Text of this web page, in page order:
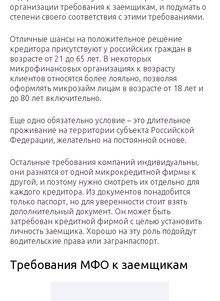
организации требования к заемщикам, и подумать о
степени своего соответствия с этими требованиями.
Отличные шансы на положительное решение
кредитора присутствуют у российских граждан в
возрасте от 21 до 65 лет. В некоторых
микрофинансовых организациях к возрасту
клиентов относятся более лояльно, позволяя
оформлять микрозайм лицам в возрасте от 18 лет и
до 80 лет включительно.
Еще одно обязательно условие – это длительное
проживание на территории субъекта Российской
Федерации, желательно на постоянной основе.
Остальные требования компаний индивидуальны,
они разнятся от одной микрокредитной фирмы к
другой, и поэтому нужно смотреть их отдельно для
каждого кредитора. Из документов понадобится
только паспорт, но для уверенности стоит взять
дополнительный документ. Он может быть
затребован кредитной фирмой с целью установить
личность заемщика. Хорошо на эту роль подойдут
водительские права или загранпаспорт.
Требования МФО к заемщикам